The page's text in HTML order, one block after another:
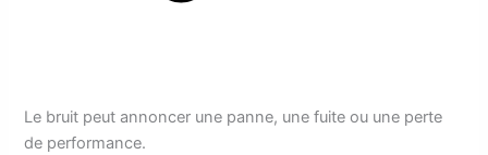
Le bruit peut annoncer une panne, une fuite ou une perte
de performance.